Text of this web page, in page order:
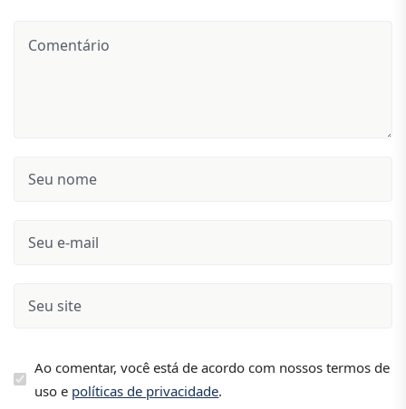
Ao comentar, você está de acordo com nossos termos de
uso e políticas de privacidade.